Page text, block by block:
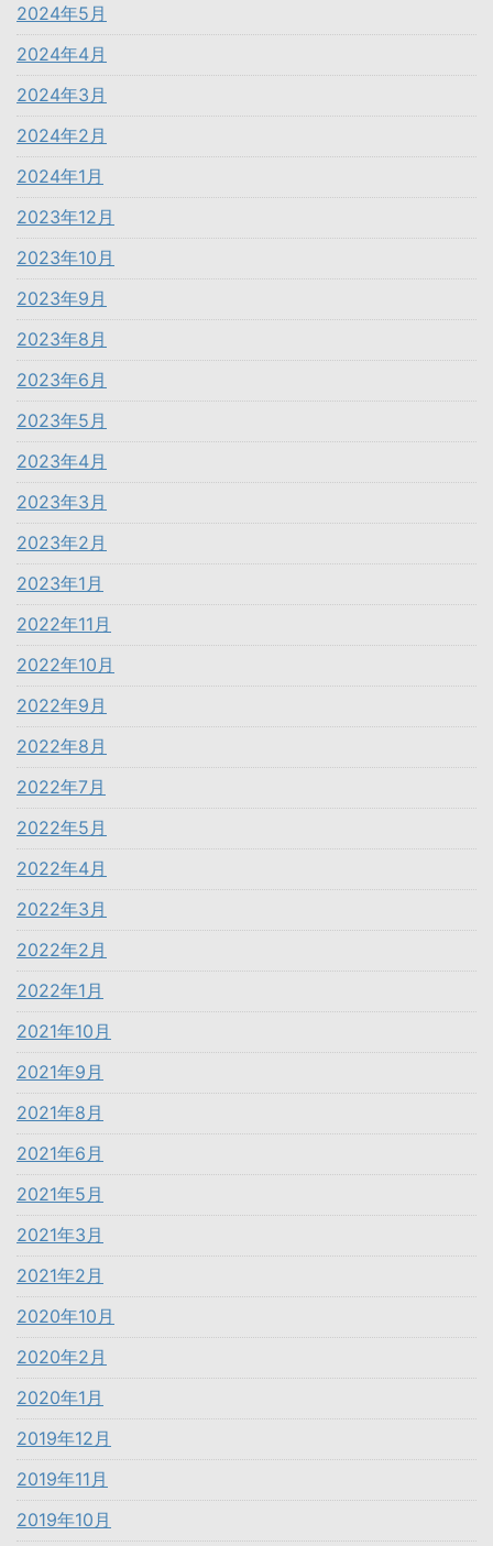
2024年5月
2024年4月
2024年3月
2024年2月
2024年1月
2023年12月
2023年10月
2023年9月
2023年8月
2023年6月
2023年5月
2023年4月
2023年3月
2023年2月
2023年1月
2022年11月
2022年10月
2022年9月
2022年8月
2022年7月
2022年5月
2022年4月
2022年3月
2022年2月
2022年1月
2021年10月
2021年9月
2021年8月
2021年6月
2021年5月
2021年3月
2021年2月
2020年10月
2020年2月
2020年1月
2019年12月
2019年11月
2019年10月